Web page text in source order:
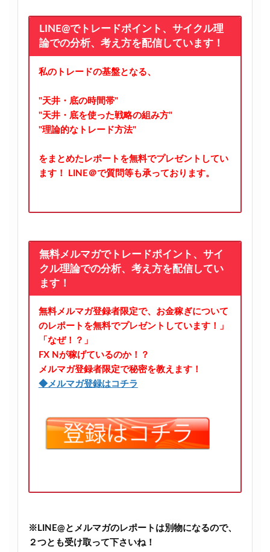
LINE@でトレードポイント、サイクル理
論での分析、考え方を配信しています！
私のトレードの基盤となる、
"天井・底の時間帯"
"天井・底を使った戦略の組み方"
"理論的なトレード方法"
をまとめたレポートを無料でプレゼントしてい
ます！
LINE＠で質問等も承っております。
無料メルマガでトレードポイント、サイ
クル理論での分析、考え方を配信してい
ます！
無料メルマガ登録者限定で、お金稼ぎについて
のレポートを無料でプレゼントしています！」
「なぜ！？」
FX Nが稼げているのか！？
メルマガ登録者限定で秘密を教えます！
◆メルマガ登録はコチラ
※LINE@とメルマガのレポートは別物になるので、
２つとも受け取って下さいね！